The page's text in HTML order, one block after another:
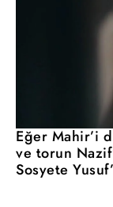
Eğer Mahir’i
ve torun
Sosyete